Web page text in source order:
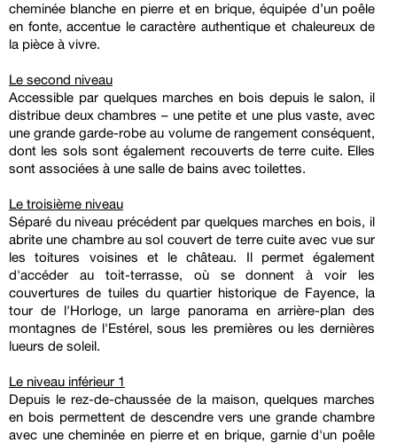
cheminée blanche en pierre et en brique, équipée d’un poêle
en fonte, accentue le caractère authentique et chaleureux de
la pièce à vivre.
Le second niveau
Accessible par quelques marches en bois depuis le salon, il
distribue deux chambres – une petite et une plus vaste, avec
une grande garde-robe au volume de rangement conséquent,
dont les sols sont également recouverts de terre cuite. Elles
sont associées à une salle de bains avec toilettes.
Le troisième niveau
Séparé du niveau précédent par quelques marches en bois, il
abrite une chambre au sol couvert de terre cuite avec vue sur
les toitures voisines et le château. Il permet également
d'accéder au toit-terrasse, où se donnent à voir les
couvertures de tuiles du quartier historique de Fayence, la
tour de l'Horloge, un large panorama en arrière-plan des
montagnes de l'Estérel, sous les premières ou les dernières
lueurs de soleil.
Le niveau inférieur 1
Depuis le rez-de-chaussée de la maison, quelques marches
en bois permettent de descendre vers une grande chambre
avec une cheminée en pierre et en brique, garnie d'un poêle